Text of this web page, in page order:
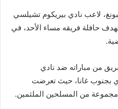
لاعب نادي بيريكوم تشيلسي
حافلة فريقه مساء الأحد، في
من مباراته ضد نادي
بجنوب غانا، حيث تعرضت
مجموعة من المسلحين الملثمين.